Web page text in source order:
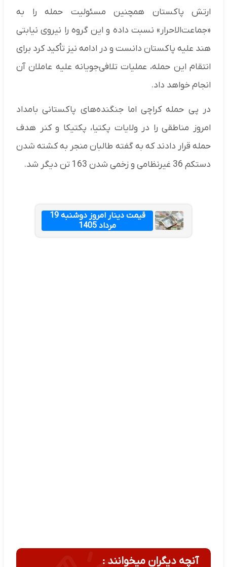
ارتش پاکستان همچنین مسئولیت حمله را به
«جماعت‌الاحرار» نسبت داده و این گروه را نیروی نیابتی
هند علیه پاکستان دانست و در ادامه نیز تأکید کرد برای
انتقام این حمله، عملیات تلافی‌جویانه علیه عاملان آن
انجام خواهد داد.
در پی حمله کراچی اما جنگنده‌های پاکستانی بامداد
امروز مناطقی را در ولایات پکتیا، پکتیکا و کنر هدف
حمله قرار دادند که به گفته طالبان منجر به کشته شدن
دستکم 36 غیرنظامی و زخمی شدن 163 تن دیگر شد.
قیمت دینار امروز دوشنبه 19
مرداد 1405
آنچه دیگران میخوانند :